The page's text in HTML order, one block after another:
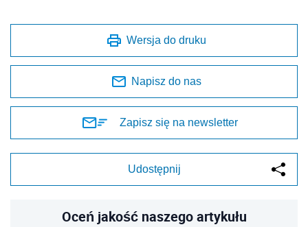
Wersja do druku
Napisz do nas
Zapisz się na newsletter
Udostępnij
Oceń jakość naszego artykułu